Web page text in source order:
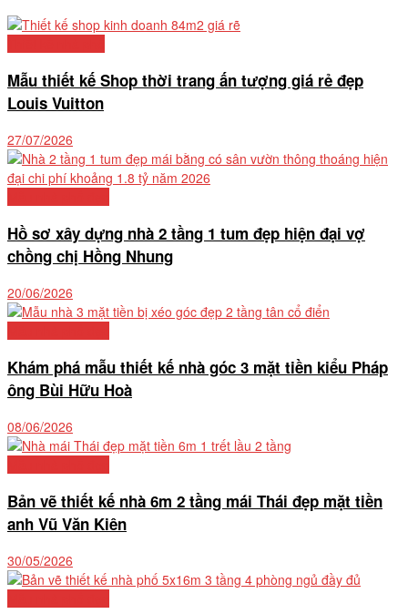
Mẫu thiết kế Shop thời trang ấn tượng giá rẻ đẹp
Louis Vuitton
27/07/2026
Hồ sơ xây dựng nhà 2 tầng 1 tum đẹp hiện đại vợ
chồng chị Hồng Nhung
20/06/2026
Khám phá mẫu thiết kế nhà góc 3 mặt tiền kiểu Pháp
ông Bùi Hữu Hoà
08/06/2026
Bản vẽ thiết kế nhà 6m 2 tầng mái Thái đẹp mặt tiền
anh Vũ Văn Kiên
30/05/2026